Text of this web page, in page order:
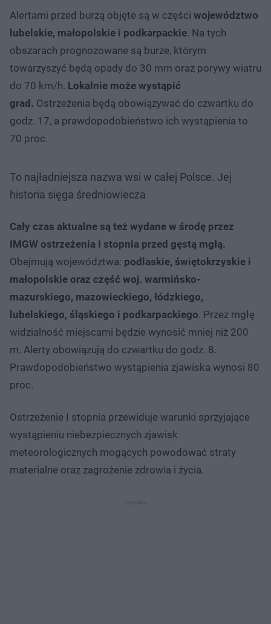
Alertami przed burzą objęte są w części województwo
lubelskie, małopolskie i podkarpackie. Na tych
obszarach prognozowane są burze, którym
towarzyszyć będą opady do 30 mm oraz porywy wiatru
do 70 km/h. Lokalnie może wystąpić
grad. Ostrzeżenia będą obowiązywać do czwartku do
godz. 17, a prawdopodobieństwo ich wystąpienia to
70 proc.
To najładniejsza nazwa wsi w całej Polsce. Jej
historia sięga średniowiecza
Cały czas aktualne są też wydane w środę przez
IMGW ostrzeżenia I stopnia przed gęstą mgłą.
Obejmują województwa: podlaskie, świętokrzyskie i
małopolskie oraz część woj. warmińsko-
mazurskiego, mazowieckiego, łódzkiego,
lubelskiego, śląskiego i podkarpackiego. Przez mgłę
widzialność miejscami będzie wynosić mniej niż 200
m. Alerty obowiązują do czwartku do godz. 8.
Prawdopodobieństwo wystąpienia zjawiska wynosi 80
proc.
Ostrzeżenie I stopnia przewiduje warunki sprzyjające
wystąpieniu niebezpiecznych zjawisk
meteorologicznych mogących powodować straty
materialne oraz zagrożenie zdrowia i życia.